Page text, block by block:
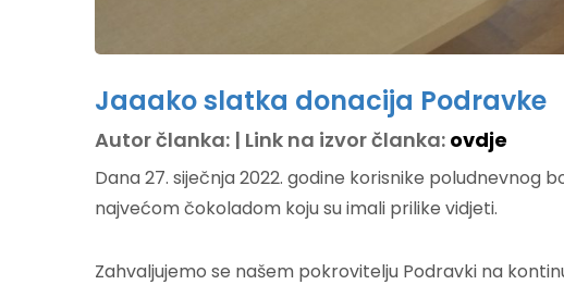
Jaaako slatka donacija Podravke
Autor članka: | Link na izvor članka: ovdje
Dana 27. siječnja 2022. godine korisnike poludnevnog
najvećom čokoladom koju su imali prilike vidjeti.
Zahvaljujemo se našem pokrovitelju Podravki na